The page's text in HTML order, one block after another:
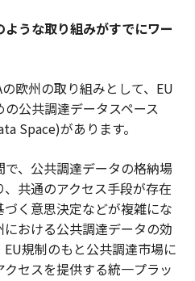
うな取り組みがすでにワー
欧州の取り組みとして、EU
公共調達データスペース
Space)があります。
、公共調達データの格納場
共通のアクセス手段が存在
く意思決定などが複雑にな
おける公共調達データの効
規制のもと公共調達市場に
セスを提供する統一プラッ